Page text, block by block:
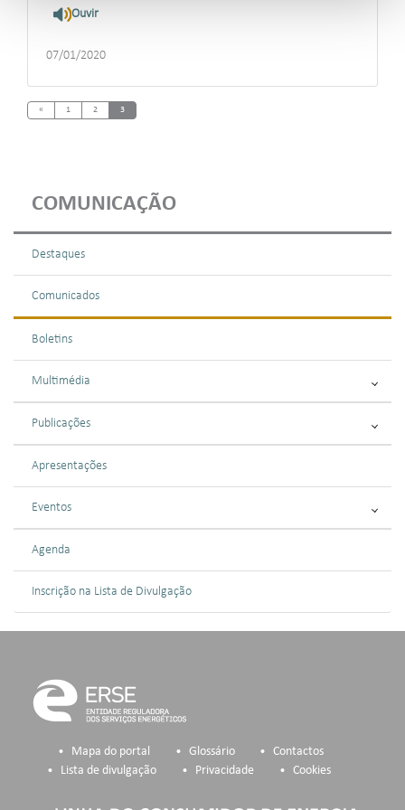
COMUNICAÇÃO
Destaques
Comunicados
Boletins
Multimédia
Publicações
Apresentações
Eventos
Agenda
Inscrição na Lista de Divulgação
Ouvir
07/01/2020
« Previous1 2 3
Mapa do portal Glossário
Contactos
Lista de divulgação
Privacidade Cookies